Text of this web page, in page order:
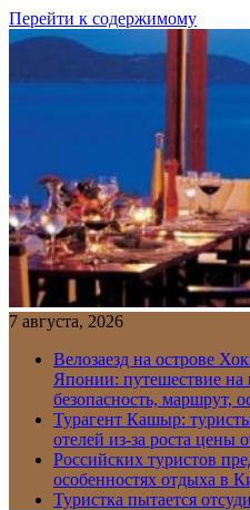
Перейти к содержимому
7 августа, 2026
Велозаезд на острове
Японии: путешествие на
безопасность, маршрут,
Турагент Кашыр:
отелей из-за роста цены
Российских туристов
особенностях отдыха в
Туристка пытается